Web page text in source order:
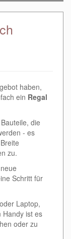
haben,
ein Regal
die
- es
zu.
Schritt für
Laptop,
Handy ist es
oder zu